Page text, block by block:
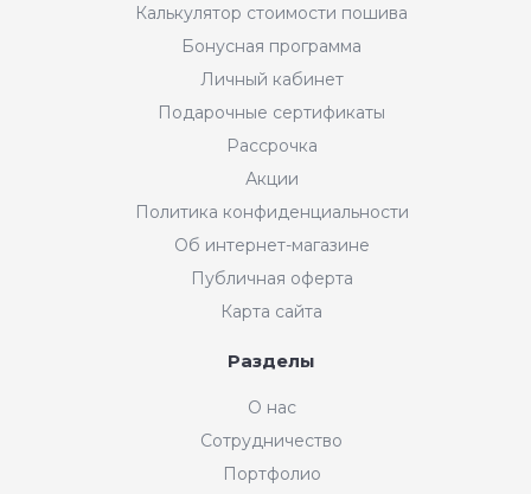
Калькулятор стоимости пошива
Бонусная программа
Личный кабинет
Подарочные сертификаты
Рассрочка
Акции
Политика конфиденциальности
Об интернет-магазине
Публичная оферта
Карта сайта
Разделы
О нас
Сотрудничество
Портфолио